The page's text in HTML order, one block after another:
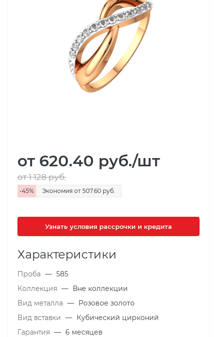
от 620.40 руб./шт
от 1 128руб.
-45% Экономия от 507.60 руб.
Узнать условия рассрочки и кредита
Характеристики
Проба — 585
Коллекция — Вне коллекции
Вид металла — Розовое золото
Вид вставки
— Кубический цирконий
Гарантия — 6 месяцев